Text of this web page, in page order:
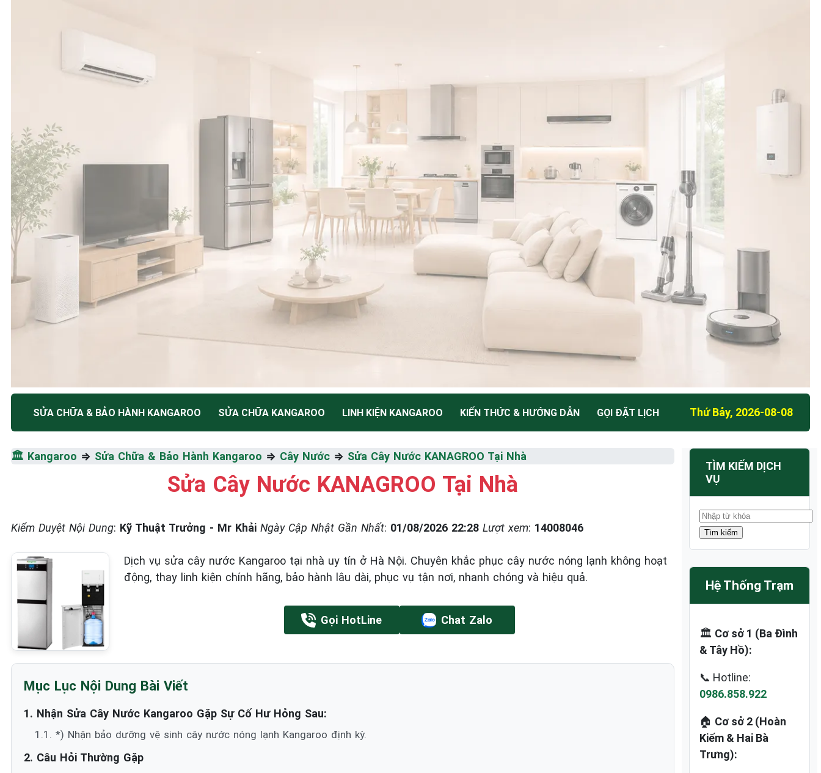
TRUNG TÂM BẢO HÀNH ĐIỆN MÁY HÀ NỘI
SỬA CHỮA & BẢO HÀNH
KANGAROO
Tốc Độ Tối Đa • Chất Lượng Tối Ưu • Chi Phí Tối Thiểu
☎️ 09.86.85.89.22
SỬA CHỮA & BẢO HÀNH KANGAROO SỬA CHỮA KANGAROO LINH KIỆN KANGAROO KIẾN THỨC & HƯỚNG DẪN GỌI ĐẶT LỊCH Thứ Bảy, 2026-08-08
🏛️ Kangaroo ⇒ Sửa Chữa & Bảo Hành Kangaroo ⇒ Cây Nước ⇒ Sửa Cây Nước KANAGROO Tại Nhà
Sửa Cây Nước KANAGROO Tại Nhà
Kiểm Duyệt Nội Dung: Kỹ Thuật Trưởng - Mr Khải Ngày Cập Nhật Gần Nhất: 01/08/2026 22:28 Lượt xem: 14008046
Dịch vụ sửa cây nước Kangaroo tại nhà uy tín ở Hà Nội. Chuyên khắc phục cây nước nóng lạnh không hoạt
động, thay linh kiện chính hãng, bảo hành lâu dài, phục vụ tận nơi, nhanh chóng và hiệu quả.
Gọi HotLine Chat Zalo
Mục Lục Nội Dung Bài Viết
1. Nhận Sửa Cây Nước Kangaroo Gặp Sự Cố Hư Hỏng Sau:
1.1. *) Nhận bảo dưỡng vệ sinh cây nước nóng lạnh Kangaroo định kỳ.
2. Câu Hỏi Thường Gặp
TÌM KIẾM DỊCH
VỤ
Hệ Thống Trạm
🏛️ Cơ sở 1 (Ba Đình
& Tây Hồ):
📞 Hotline:
0986.858.922
🏠 Cơ sở 2 (Hoàn
Kiếm & Hai Bà
Trưng):